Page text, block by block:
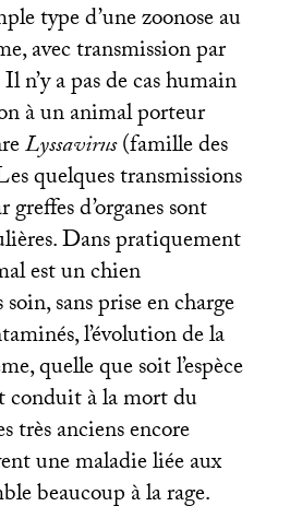
type d’une zoonose au
avec transmission par
n’y a pas de cas humain
à un animal porteur
Lyssavirus(famille des
quelques transmissions
d’organes sont
Dans pratiquement
est un chien
sans prise en charge
l’évolution de la
quelle que soit l’espèce
conduit à la mort du
très anciens encore
une maladie liée aux
beaucoup à la rage.